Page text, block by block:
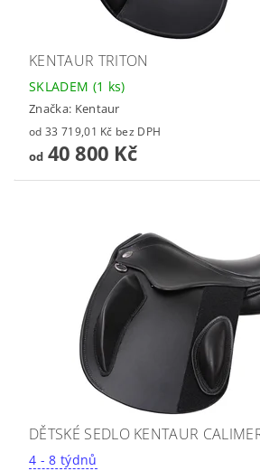
KENTAUR TRITON
SKLADEM (1 ks)
Značka: Kentaur
od 33 719,01 Kč bez DPH
od40 800 Kč
DĚTSKÉ SEDLO KENTAUR
4 - 8 týdnů